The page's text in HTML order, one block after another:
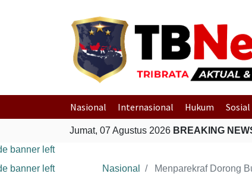
Nasional Internasional Hukum Sosial
Jumat, 07 Agustus 2026 BREAKING
Nasional Menparekraf Dorong